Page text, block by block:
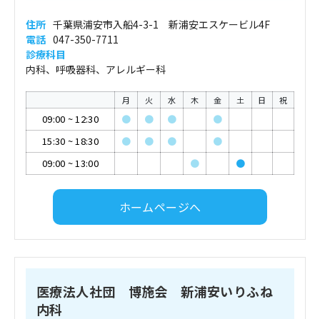
住所 千葉県浦安市入船4-3-1 新浦安エスケービル4F
電話 047-350-7711
診療科目
内科、呼吸器科、アレルギー科
月 火 水 木 金 土 日 祝
09:00 ~12:30 ● ● ●
●
15:30 ~18:30 ● ● ●
●
09:00 ~13:00 ● ●
ホームページへ
医療法人社団 博施会 新浦安いりふね
内科